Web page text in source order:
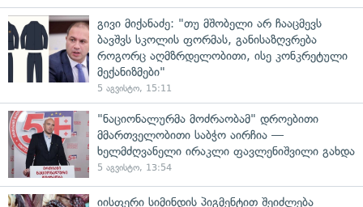
გივი მიქანაძე: "თუ მშობელი არ ჩააცმევს
ბავშვს სკოლის ფორმას, განისაზღვრება
როგორც აღმზრდელობითი, ისე კონკრეტული
მექანიზმები"
5 აგვისტო, 15:11
"ნაციონალურმა მოძრაობამ" დროებითი
მმართველობითი საბჭო აირჩია —
ხელმძღვანელი ირაკლი ფავლენიშვილი გახდა
5 აგვისტო, 13:54
იისფერი სიმინდის პიგმენტით შეიძლება